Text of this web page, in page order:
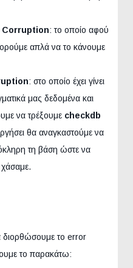
Corruption: το οποίο αφού
απλά να το κάνουμε
: στο οποίο έχει γίνει
μας δεδομένα και
να τρέξουμε checkdb
θα αναγκαστούμε να
τη βάση ώστε να
διορθώσουμε το error
το παρακάτω: